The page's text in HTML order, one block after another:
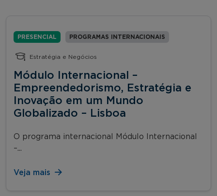
PRESENCIAL PROGRAMAS INTERNACIONAIS
Estratégia e Negócios
Módulo Internacional –
Empreendedorismo, Estratégia e
Inovação em um Mundo
Globalizado – Lisboa
O programa internacional Módulo Internacional
–...
Veja mais